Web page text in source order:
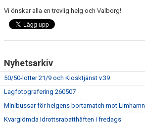
Vi önskar alla en trevlig helg och Valborg!
Nyhetsarkiv
50/50-lotter 21/9 och Kiosktjänst v.39
Lagfotografering 260507
Minibussar för helgens bortamatch mot Limhamn
Kvarglömda Idrottsrabatthäften i fredags